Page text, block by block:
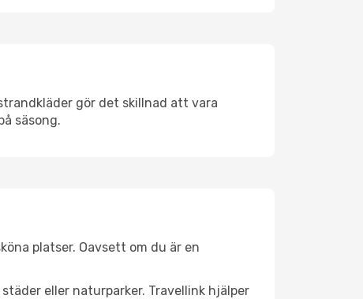
gör det skillnad att vara
säsong.
platser. Oavsett om du är en
eller naturparker. Travellink hjälper